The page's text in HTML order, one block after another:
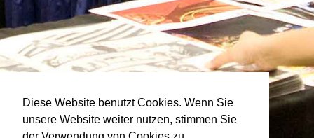
Diese Website benutzt Cookies. Wenn Sie
unsere Website weiter nutzen, stimmen Sie